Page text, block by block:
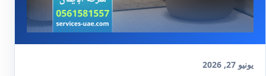
يونيو 27, 2026